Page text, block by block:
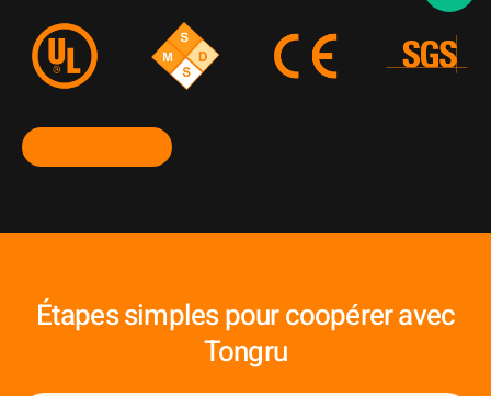
Étapes simples pour coopérer avec
Tongru